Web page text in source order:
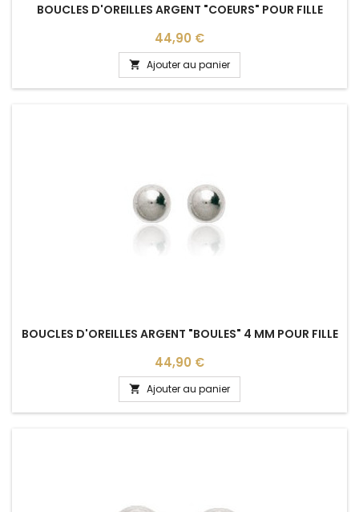
BOUCLES D'OREILLES ARGENT "COEURS" POUR FILLE
Prix
44,90 €
 Ajouter au panier
BOUCLES D'OREILLES ARGENT "BOULES" 4 MM POUR FILLE
Prix
44,90 €
 Ajouter au panier